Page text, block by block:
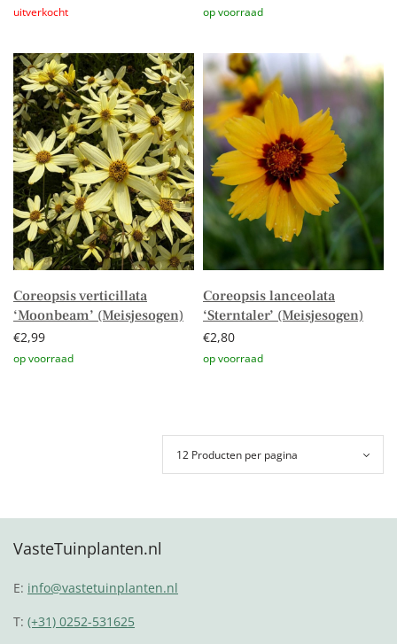
Coreopsis verticillata
‘Moonbeam’ (Meisjesogen)
€2,99
Coreopsis lanceolata
‘Sterntaler’ (Meisjesogen)
€2,80
VasteTuinplanten.nl
E: info@vastetuinplanten.nl
T:(+31) 0252-531625